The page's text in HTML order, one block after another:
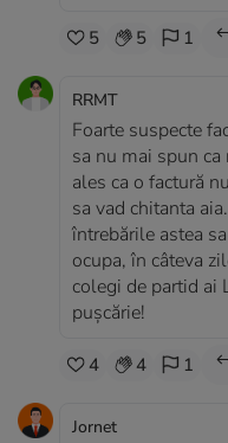
5 5 1
RRMT
Foarte suspecte
sa nu mai spun
ales ca o factură
sa vad chitanta
întrebările astea
ocupa, în câteva
colegi de partid ai
pușcărie!
4 4 1
Jornet